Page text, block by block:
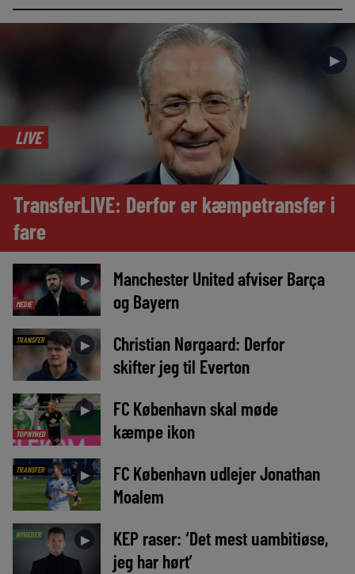
►
LIVE
TransferLIVE: Derfor er kæmpetransfer i
fare
MEDIE
►
Manchester United afviser Barça
og Bayern
TRANSFER ►
Christian Nørgaard: Derfor
skifter jeg til Everton
TOPNYHED
►
FC København skal møde
kæmpe ikon
TRANSFER ►
FC København udlejer Jonathan
Moalem
NYHEDER ►
KEP raser: ‘Det mest uambitiøse,
jeg har hørt’